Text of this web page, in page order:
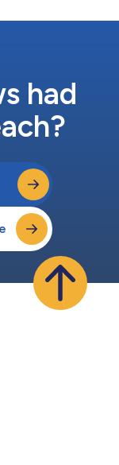
外のグローバル・
ソフトバンクグル
促します。 クラ
、20年以...
had